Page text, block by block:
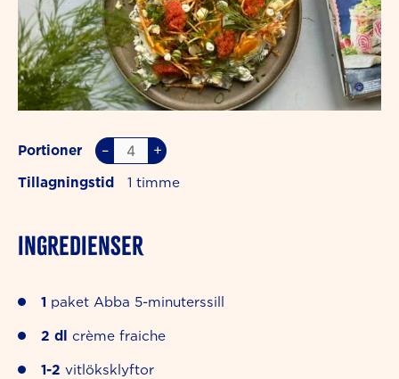
Portioner – +
Tillagningstid 1
INGREDIENSER
1 paket Abba 5-minuterssill
2 dl crème fraiche
1-2 vitlöksklyftor